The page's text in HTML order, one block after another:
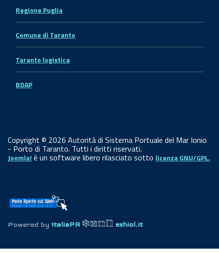
Regione Puglia
Comune di Taranto
Taranto logistica
BDAP
Copyright © 2026 Autorità di Sistema Portuale del Mar Ionio
- Porto di Taranto. Tutti i diritti riservati.
Joomla! è un software libero rilasciato sotto licenza GNU/GPL.
Powered by ItaliaPA eshiol.it